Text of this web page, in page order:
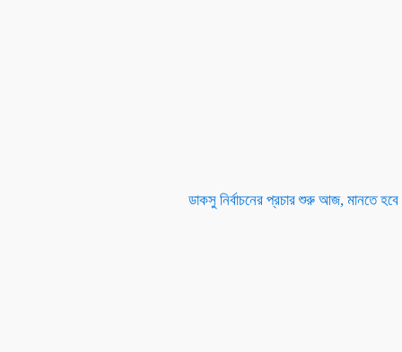
ডাকসু নির্বাচনের প্রচার শুরু আজ, মানতে